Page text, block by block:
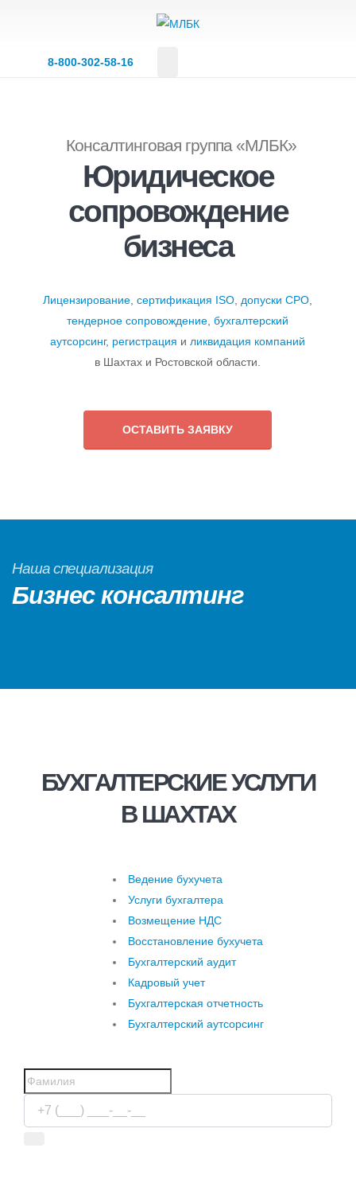
8‑800‑302‑58‑16
Консалтинговая группа «МЛБК»
Юридическое
сопровождение
бизнеса
Лицензирование,сертификация ISO,допуски СРО,
тендерное сопровождение,бухгалтерский
аутсорсинг, регистрация иликвидация компаний
в Шахтах и Ростовской области.
ОСТАВИТЬ ЗАЯВКУ
Наша специализация
Бизнес консалтинг
БУХГАЛТЕРСКИЕ УСЛУГИ
В ШАХТАХ
Ведение бухучета
Услуги бухгалтера
Возмещение НДС
Восстановление бухучета
Бухгалтерский аудит
Кадровый учет
Бухгалтерская отчетность
Бухгалтерский аутсорсинг